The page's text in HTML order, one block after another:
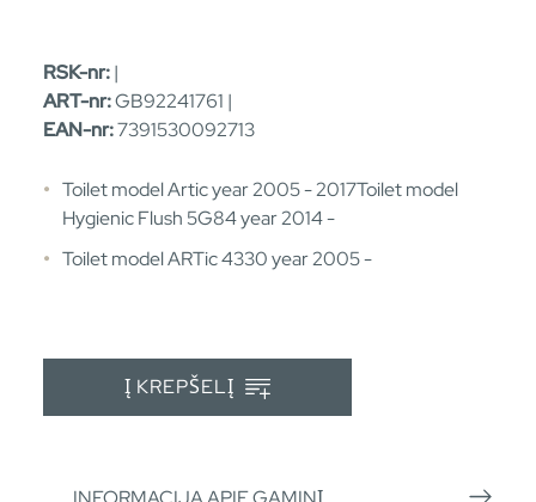
RSK-nr:|
ART-nr:GB92241761 |
EAN-nr:7391530092713
Toilet model Artic year 2005 - 2017Toilet model
Hygienic Flush 5G84 year 2014 -
Toilet model ARTic 4330 year 2005 -
Į KREPŠELĮ